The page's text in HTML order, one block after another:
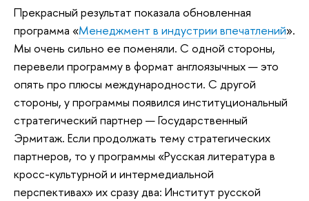
Прекрасный результат показала обновленная
программа «Менеджмент в индустрии впечатлений».
Мы очень сильно ее поменяли. С одной стороны,
перевели программу в формат англоязычных — это
опять про плюсы международности. С другой
стороны, у программы появился институциональный
стратегический партнер — Государственный
Эрмитаж. Если продолжать тему стратегических
партнеров, то у программы «Русская литература в
кросс-культурной и интермедиальной
перспективах» их сразу два: Институт русской